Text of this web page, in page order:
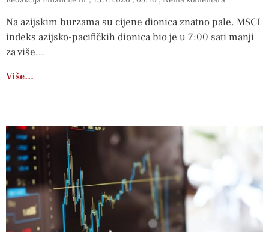
Na azijskim burzama su cijene dionica znatno pale. MSCI
indeks azijsko-pacifičkih dionica bio je u 7:00 sati manji
za više
Više…